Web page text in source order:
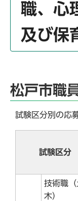
職、心
及び保
松戸市職
試験区分別の応
試験区分
技術職（
木）